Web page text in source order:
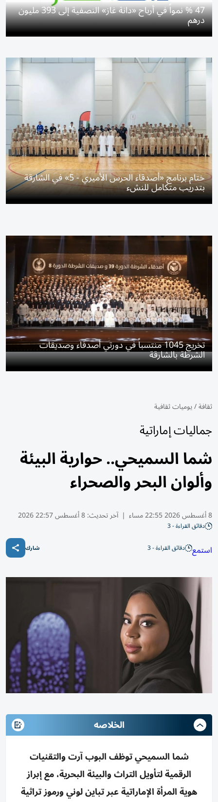
47 % نمواً في أرباح «دانة غاز» النصفية إلى 393 مليون
درهم
ختام برنامج «أصدقاء الحرس الأميري - 5» في الشارقة
بتدريب متكامل للنشء
تخريج 1045 منتسباً في دورتي أصدقاء وصديقات
الشرطة بالشارقة
ثقافة/يوميات ثقافية
جماليات إماراتية
شما السميحي.. حوارية البيئة
وألوان البحر والصحراء
8 أغسطس 2026 22:55 مساء | آخر تحديث:8 أغسطس 22:57 2026
دقائق القراءة - 3
استمع دقائق القراءة - 3 شارك
الخلاصه
شما السميحي توظف البوب آرت والتقنيات
الرقمية لتأويل التراث والبيئة البحرية، مع إبراز
هوية المرأة الإماراتية عبر تباين لوني ورموز تراثية